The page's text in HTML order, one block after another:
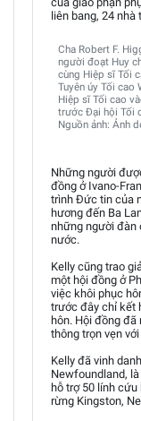
liên bang, 24 nhà
Cha Robert F.
người đoạt Huy
cùng Hiệp sĩ Tối
Tuyên úy Tối cao
Hiệp sĩ Tối cao
trước Đại hội Tối
Nguồn ảnh: Ảnh
Những người
đồng ở Ivano-
trình Đức tin của
hương đến Ba
những người đàn
nước.
Kelly cũng trao
một hội đồng ở
việc khôi phục
trước đây chỉ kết
hôn. Hội đồng
thông trọn vẹn
Kelly đã vinh
Newfoundland,
hỗ trợ 50 lính cứu
rừng Kingston,